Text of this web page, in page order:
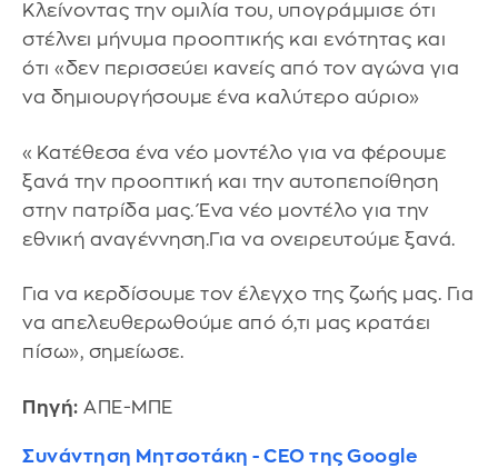
Κλείνοντας την ομιλία του, υπογράμμισε ότι
στέλνει μήνυμα προοπτικής και ενότητας και
ότι «δεν περισσεύει κανείς από τον αγώνα για
να δημιουργήσουμε ένα καλύτερο αύριο»
«Κατέθεσα ένα νέο μοντέλο για να φέρουμε
ξανά την προοπτική και την αυτοπεποίθηση
στην πατρίδα μας. Ένα νέο μοντέλο για την
εθνική αναγέννηση.Για να ονειρευτούμε ξανά.
Για να κερδίσουμε τον έλεγχο της ζωής μας. Για
να απελευθερωθούμε από ό,τι μας κρατάει
πίσω», σημείωσε.
Πηγή: ΑΠΕ-ΜΠΕ
Συνάντηση Μητσοτάκη - CEO της Google